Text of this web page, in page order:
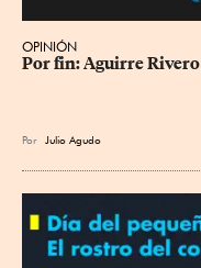
OPINIÓN
Por fin: Aguirre Rivero
Por Julio Agudo